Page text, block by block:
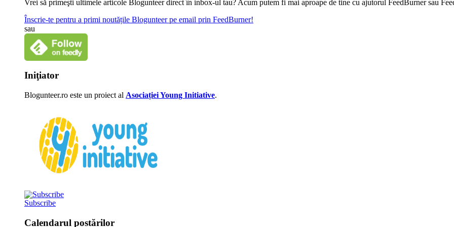
Vrei să primeşti ultimele articole Blogunteer direct în inbox-ul tau? Acum putem fi mai aproape de tine cu ajutorul FeedBurner sau
Înscrie-te pentru a primi noutățile Blogunteer pe email prin FeedBurner!
sau
Iniţiator
Blogunteer.ro este un proiect al Asociației Young Initiative.
Subscribe
Calendarul postărilor